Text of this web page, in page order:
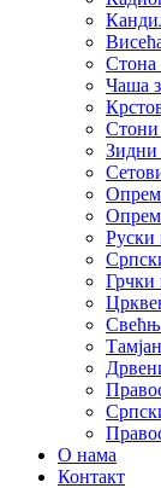
Стона
Чаша
Стони
Зидни
Руски
Грчки
Тамјан
О нама
Контакт